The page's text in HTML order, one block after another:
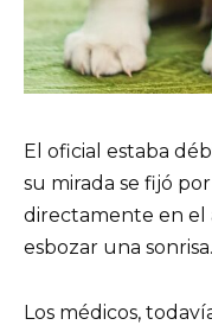
El oficial estaba
su mirada se fijó
directamente en el
esbozar una sonrisa.
Los médicos,